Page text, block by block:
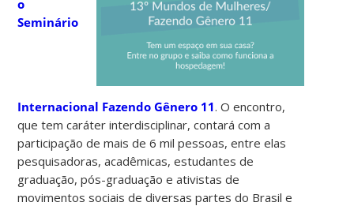
o
Seminário
Internacional Fazendo Gênero 11. O encontro,
que tem caráter interdisciplinar, contará com a
participação de mais de 6 mil pessoas, entre elas
pesquisadoras, acadêmicas, estudantes de
graduação, pós-graduação e ativistas de
movimentos sociais de diversas partes do Brasil e